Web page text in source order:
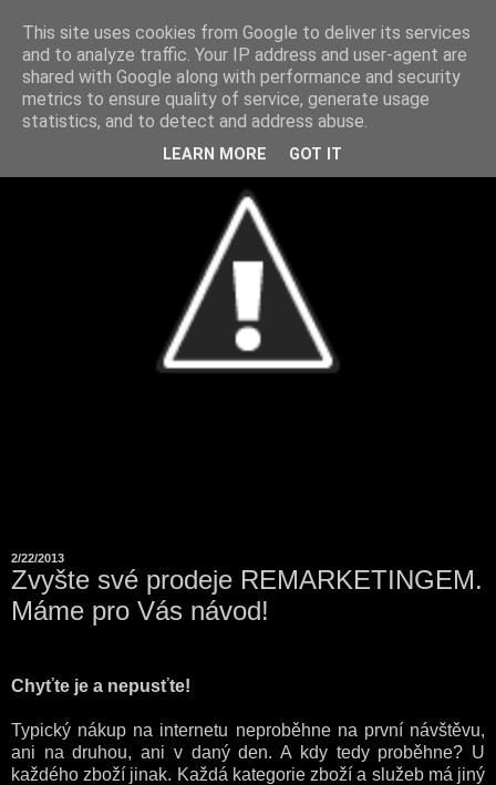
2/22/2013
Zvyšte své prodeje REMARKETINGEM.
Máme pro Vás návod!
Chyťte je a nepusťte!
Typický nákup na internetu neproběhne na první návštěvu,
ani na druhou, ani v daný den. A kdy tedy proběhne? U
každého zboží jinak. Každá kategorie zboží a služeb má jiný
This site uses cookies from Google to deliver its services
and to analyze traffic. Your IP address and user-agent are
shared with Google along with performance and security
metrics to ensure quality of service, generate usage
statistics, and to detect and address abuse.
LEARN MORE GOT IT